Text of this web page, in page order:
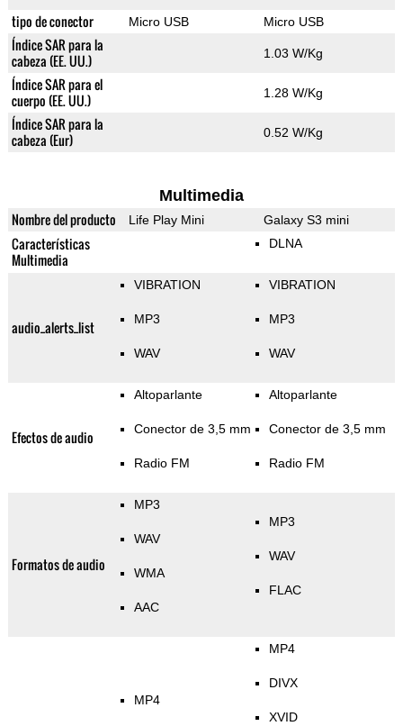
tipo de conector Micro USB Micro USB
Índice SAR para la
cabeza (EE. UU.)
1.03 W/Kg
Índice SAR para el
cuerpo (EE. UU.)
1.28 W/Kg
Índice SAR para la
cabeza (Eur)
0.52 W/Kg
Multimedia
Nombre del producto Life Play Mini Galaxy S3 mini
Características
Multimedia
DLNA
audio_alerts_list
VIBRATION
MP3
WAV
VIBRATION
MP3
WAV
Efectos de audio
Altoparlante
Conector de 3,5 mm
Radio FM
Altoparlante
Conector de 3,5 mm
Radio FM
Formatos de audio
MP3
WAV
WMA
AAC
MP3
WAV
FLAC
MP4
MP4
DIVX
XVID